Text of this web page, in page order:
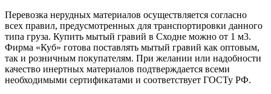
Перевозка нерудных материалов осуществляется согласно
всех правил, предусмотренных для транспортировки данного
типа груза. Купить мытый гравий в Сходне можно от 1 м3.
Фирма «Куб» готова поставлять мытый гравий как оптовым,
так и розничным покупателям. При желании или надобности
качество инертных материалов подтверждается всеми
необходимыми сертификатами и соответствует ГОСТу РФ.